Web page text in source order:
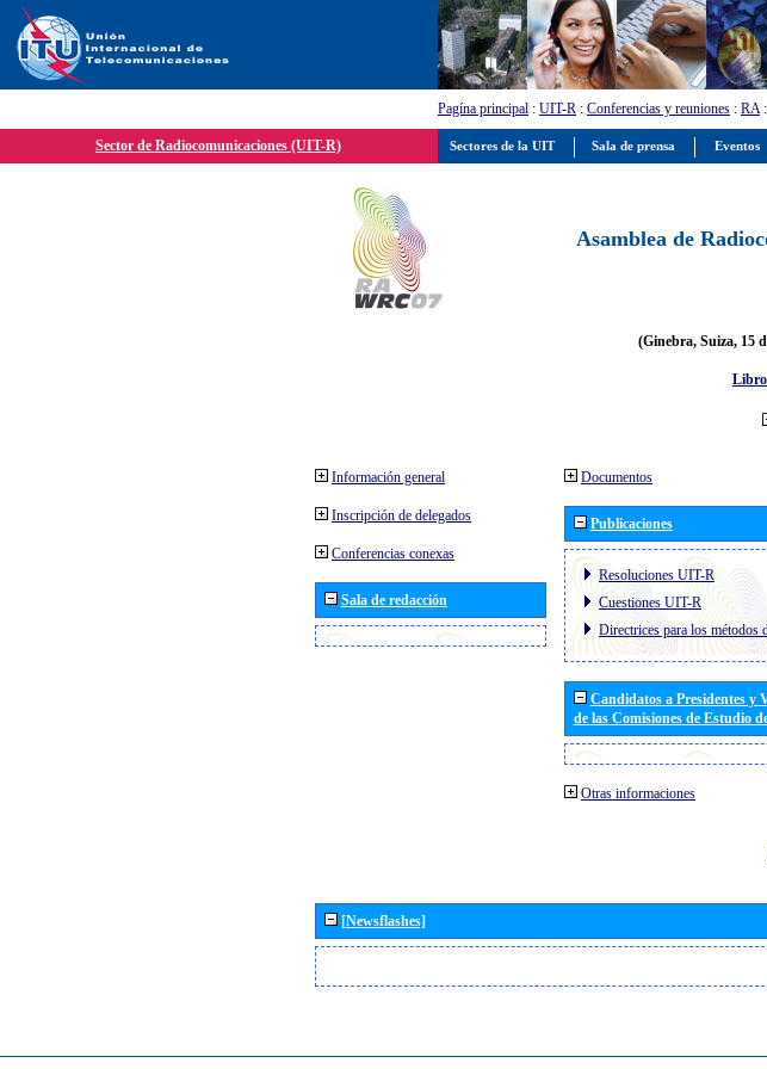
Pagína principal : UIT-R : Conferencias y reuniones : RA:
Sector de Radiocomunicaciones (UIT-R)
Asamblea de
(Ginebra, Suiza, 15
Libro
Información general
Inscripción de delegados
Conferencias conexas
Sala de redacción
Documentos
Publicaciones
Resoluciones UIT-R
Cuestiones UIT-R
Directrices para los métodos
Candidatos a Presidentes y
de las Comisiones de Estudio
Otras informaciones
[Newsflashes]
Sectores de la UIT Sala de prensa Eventos